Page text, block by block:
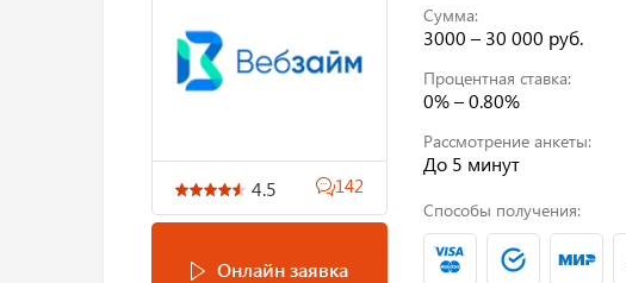
4.5 142
Онлайн заявка
Сумма:
3000 – 30 000 руб.
Процентная ставка:
0% – 0.80%
Рассмотрение анкеты:
До 5 минут
Способы получения: